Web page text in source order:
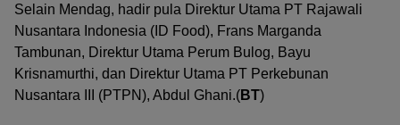
Selain Mendag, hadir pula Direktur Utama PT Rajawali
Nusantara Indonesia (ID Food), Frans Marganda
Tambunan, Direktur Utama Perum Bulog, Bayu
Krisnamurthi, dan Direktur Utama PT Perkebunan
Nusantara III (PTPN), Abdul Ghani.(BT)